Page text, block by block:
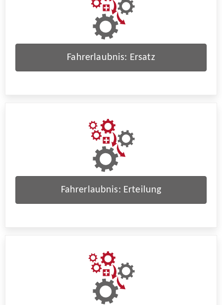
Fahrerlaubnis: Ersatz
Fahrerlaubnis: Erteilung